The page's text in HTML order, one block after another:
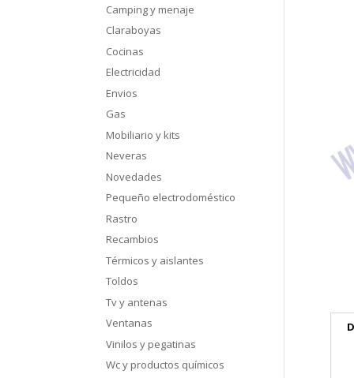
Camping y menaje
Claraboyas
Cocinas
Electricidad
Envios
Gas
Mobiliario y kits
Neveras
Novedades
Pequeño electrodoméstico
Rastro
Recambios
Térmicos y aislantes
Toldos
Tv y antenas
Ventanas
Vinilos y pegatinas
Wc y productos químicos